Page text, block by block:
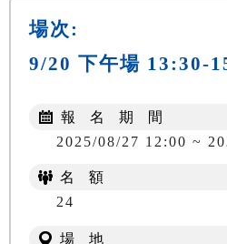
場次:
9/20 下午場 13:30-
報 名 期 間
2025/08/27 12:00 ~
名 額
24
場 地